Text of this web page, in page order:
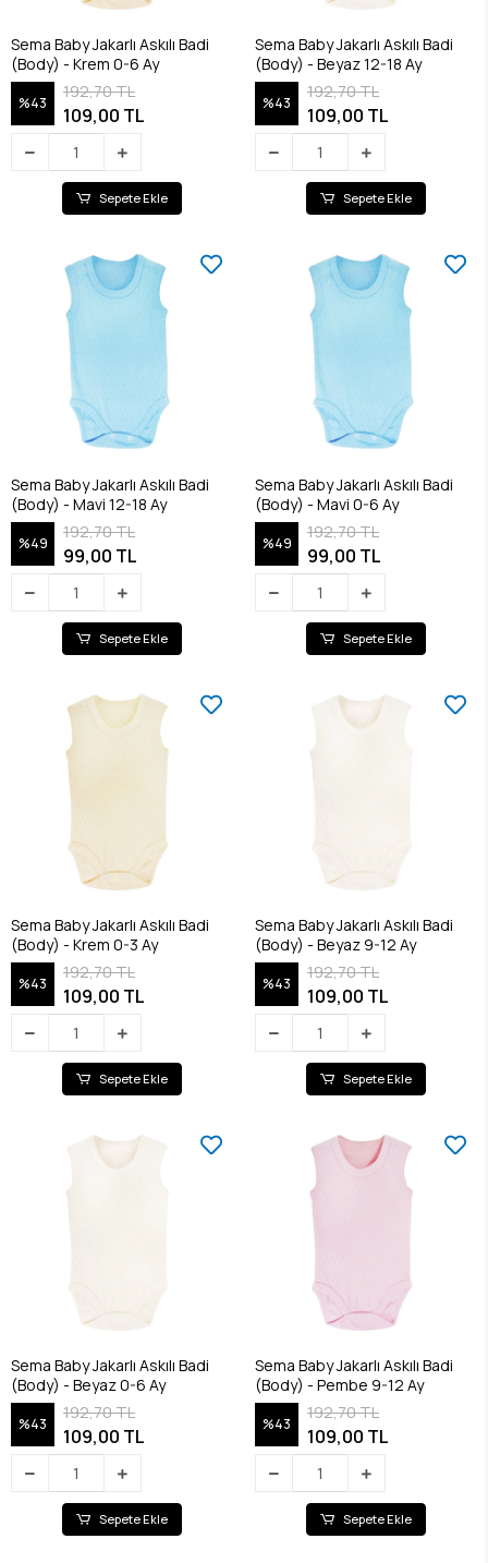
Sema Baby Jakarlı Askılı Badi
(Body) - Krem 0-6 Ay
%43
192,70 TL
109,00 TL
Sepete Ekle
Sema Baby Jakarlı Askılı Badi
(Body) - Beyaz 12-18 Ay
%43
192,70 TL
109,00 TL
Sepete Ekle
Sema Baby Jakarlı Askılı Badi
(Body) - Mavi 12-18 Ay
%49
192,70 TL
99,00 TL
Sepete Ekle
Sema Baby Jakarlı Askılı Badi
(Body) - Mavi 0-6 Ay
%49
192,70 TL
99,00 TL
Sepete Ekle
Sema Baby Jakarlı Askılı Badi
(Body) - Krem 0-3 Ay
%43
192,70 TL
109,00 TL
Sepete Ekle
Sema Baby Jakarlı Askılı Badi
(Body) - Beyaz 9-12 Ay
%43
192,70 TL
109,00 TL
Sepete Ekle
Sema Baby Jakarlı Askılı Badi
(Body) - Beyaz 0-6 Ay
%43
192,70 TL
109,00 TL
Sepete Ekle
Sema Baby Jakarlı Askılı Badi
(Body) - Pembe 9-12 Ay
%43
192,70 TL
109,00 TL
Sepete Ekle